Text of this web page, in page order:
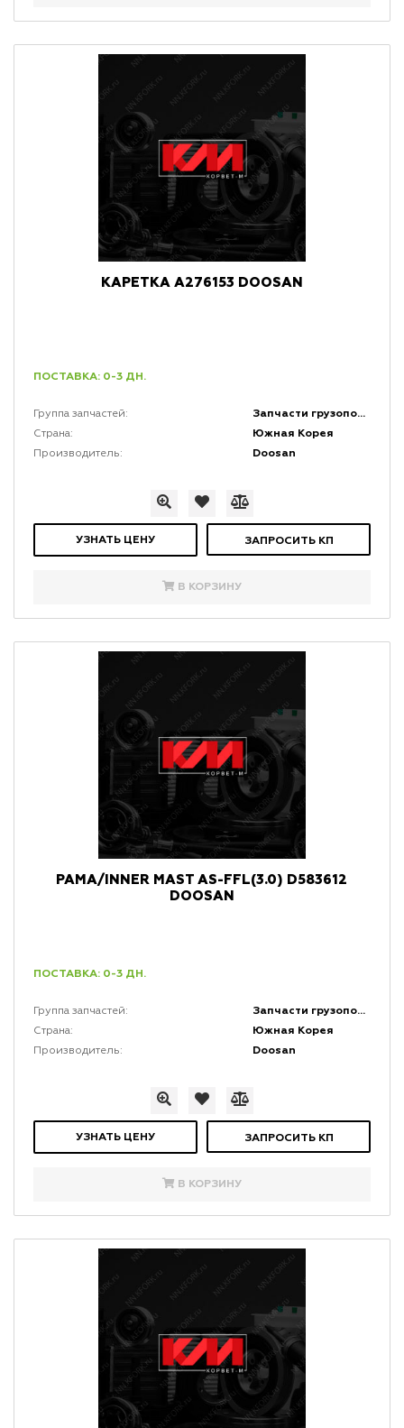
КАРЕТКА A276153 DOOSAN
ПОСТАВКА: 0-3 ДН.
Группа запчастей: Запчасти грузоподъемной мачты и каретки
Страна: Южная Корея
Производитель: Doosan
УЗНАТЬ ЦЕНУ ЗАПРОСИТЬ КП
В КОРЗИНУ
РАМА/INNER MAST AS-FFL(3.0) D583612
DOOSAN
ПОСТАВКА: 0-3 ДН.
Группа запчастей: Запчасти грузоподъемной мачты и каретки
Страна: Южная Корея
Производитель: Doosan
УЗНАТЬ ЦЕНУ ЗАПРОСИТЬ КП
В КОРЗИНУ